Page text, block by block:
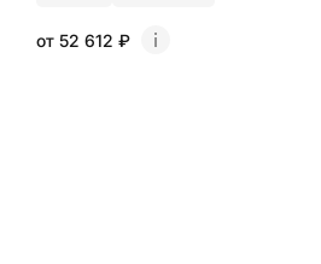
от 52 612 ₽